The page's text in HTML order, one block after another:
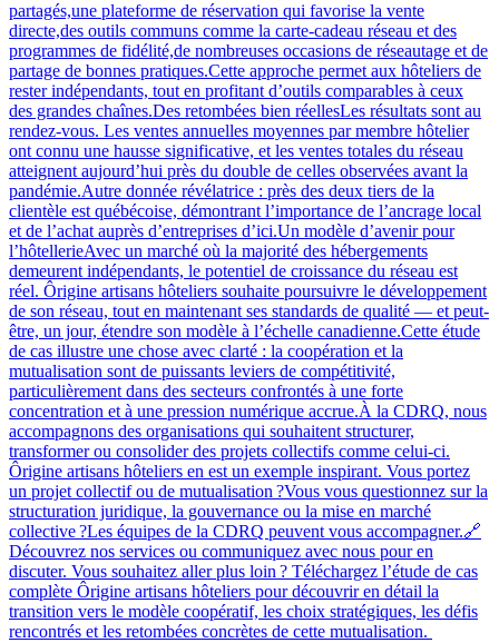
partagés,une plateforme de réservation qui favorise la vente
directe,des outils communs comme la carte-cadeau réseau et des
programmes de fidélité,de nombreuses occasions de réseautage et de
partage de bonnes pratiques.Cette approche permet aux hôteliers de
rester indépendants, tout en profitant d’outils comparables à ceux
des grandes chaînes.Des retombées bien réellesLes résultats sont au
rendez-vous. Les ventes annuelles moyennes par membre hôtelier
ont connu une hausse significative, et les ventes totales du réseau
atteignent aujourd’hui près du double de celles observées avant la
pandémie.Autre donnée révélatrice : près des deux tiers de la
clientèle est québécoise, démontrant l’importance de l’ancrage local
et de l’achat auprès d’entreprises d’ici.Un modèle d’avenir pour
l’hôtellerieAvec un marché où la majorité des hébergements
demeurent indépendants, le potentiel de croissance du réseau est
réel. Ôrigine artisans hôteliers souhaite poursuivre le développement
de son réseau, tout en maintenant ses standards de qualité — et peut-
être, un jour, étendre son modèle à l’échelle canadienne.Cette étude
de cas illustre une chose avec clarté : la coopération et la
mutualisation sont de puissants leviers de compétitivité,
particulièrement dans des secteurs confrontés à une forte
concentration et à une pression numérique accrue.À la CDRQ, nous
accompagnons des organisations qui souhaitent structurer,
transformer ou consolider des projets collectifs comme celui-ci.
Ôrigine artisans hôteliers en est un exemple inspirant. Vous portez
un projet collectif ou de mutualisation ?Vous vous questionnez sur la
structuration juridique, la gouvernance ou la mise en marché
collective ?Les équipes de la CDRQ peuvent vous accompagner.🔗
Découvrez nos services ou communiquez avec nous pour en
discuter. Vous souhaitez aller plus loin ? Téléchargez l’étude de cas
complète Ôrigine artisans hôteliers pour découvrir en détail la
transition vers le modèle coopératif, les choix stratégiques, les défis
rencontrés et les retombées concrètes de cette mutualisation.